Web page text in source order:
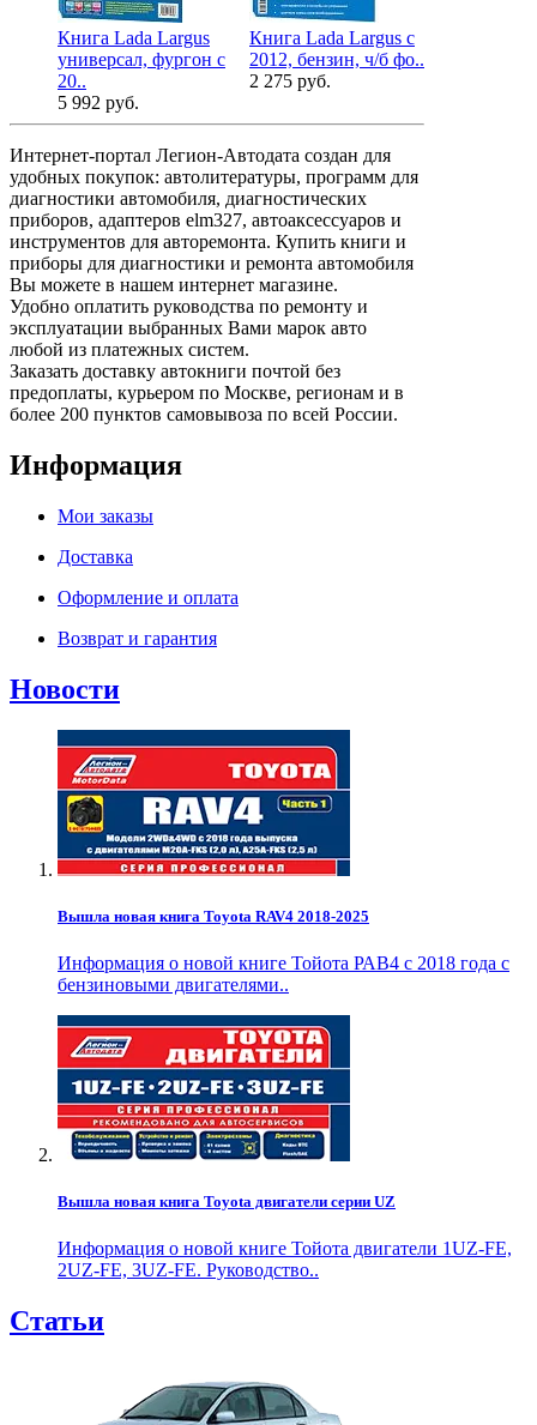
Книга Lada Largus
универсал, фургон c
20..
5 992 руб.
Книга Lada Largus с
2012, бензин, ч/б фо..
2 275 руб.
Интернет-портал Легион-Автодата создан для
удобных покупок: автолитературы, программ для
диагностики автомобиля, диагностических
приборов, адаптеров elm327, автоаксессуаров и
инструментов для авторемонта. Купить книги и
приборы для диагностики и ремонта автомобиля
Вы можете в нашем интернет магазине.
Удобно оплатить руководства по ремонту и
эксплуатации выбранных Вами марок авто
любой из платежных систем.
Заказать доставку автокниги почтой без
предоплаты, курьером по Москве, регионам и в
более 200 пунктов самовывоза по всей России.
Информация
Мои заказы
Доставка
Оформление и оплата
Возврат и гарантия
Новости
Вышла новая книга Toyota RAV4 2018-2025
Информация о новой книге Тойота РАВ4 с 2018 года с
бензиновыми двигателями..
Вышла новая книга Toyota двигатели серии UZ
Информация о новой книге Тойота двигатели 1UZ-FE,
2UZ-FE, 3UZ-FE. Руководство..
Статьи